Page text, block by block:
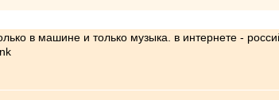
в машине и только музыка. в интернете -